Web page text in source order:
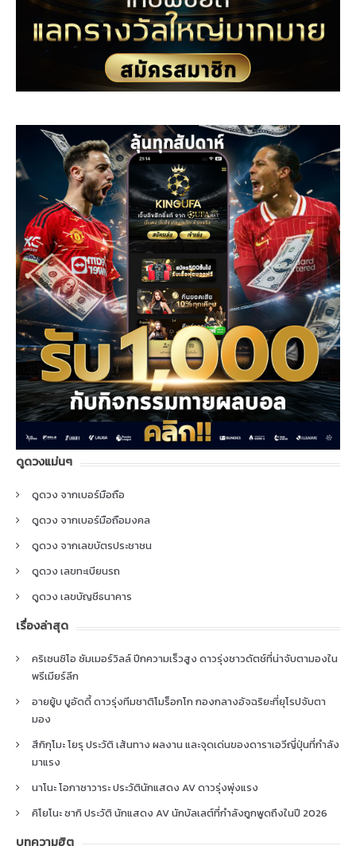
ดูดวงแม่นๆ
ดูดวง จากเบอร์มือถือ
ดูดวง จากเบอร์มือถือมงคล
ดูดวง จากเลขบัตรประชาชน
ดูดวง เลขทะเบียนรถ
ดูดวง เลขบัญชีธนาคาร
เรื่องล่าสุด
คริเซนซิโอ ซัมเมอร์วิลล์ ปีกความเร็วสูง ดาวรุ่งชาวดัตช์ที่น่าจับตามองใน
พรีเมียร์ลีก
อายยู้บ บูอัดดี้ ดาวรุ่งทีมชาติโมร็อกโก กองกลางอัจฉริยะที่ยุโรปจับตา
มอง
สึกิกุโมะ โยรุ ประวัติ เส้นทาง ผลงาน และจุดเด่นของดาราเอวีญี่ปุ่นที่กำลัง
มาแรง
นาโนะ โอกาซาวาระ ประวัตินักแสดง AV ดาวรุ่งพุ่งแรง
คิโยโนะ ซากิ ประวัติ นักแสดง AV นักบัลเลต์ที่กำลังถูกพูดถึงในปี 2026
บทความฮิต